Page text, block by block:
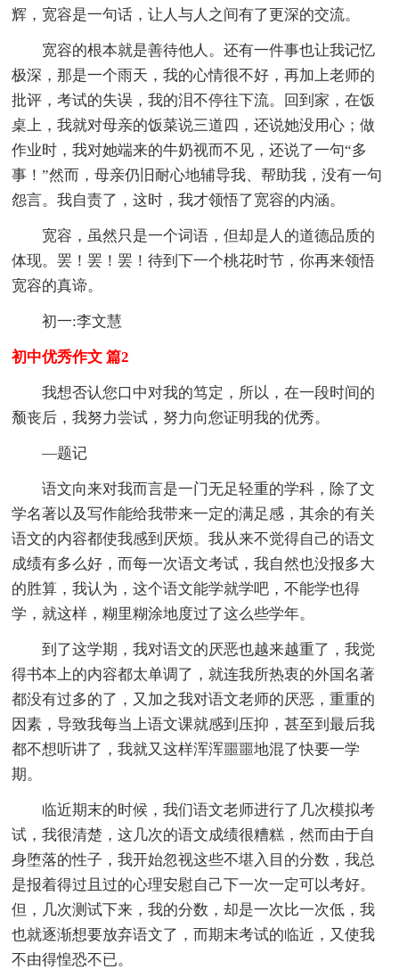
辉，宽容是一句话，让人与人之间有了更深的交流。
宽容的根本就是善待他人。还有一件事也让我记忆
极深，那是一个雨天，我的心情很不好，再加上老师的
批评，考试的失误，我的泪不停往下流。回到家，在饭
桌上，我就对母亲的饭菜说三道四，还说她没用心；做
作业时，我对她端来的牛奶视而不见，还说了一句“多
事！”然而，母亲仍旧耐心地辅导我、帮助我，没有一句
怨言。我自责了，这时，我才领悟了宽容的内涵。
宽容，虽然只是一个词语，但却是人的道德品质的
体现。罢！罢！罢！待到下一个桃花时节，你再来领悟
宽容的真谛。
初一:李文慧
初中优秀作文 篇2
我想否认您口中对我的笃定，所以，在一段时间的
颓丧后，我努力尝试，努力向您证明我的优秀。
—题记
语文向来对我而言是一门无足轻重的学科，除了文
学名著以及写作能给我带来一定的满足感，其余的有关
语文的内容都使我感到厌烦。我从来不觉得自己的语文
成绩有多么好，而每一次语文考试，我自然也没报多大
的胜算，我认为，这个语文能学就学吧，不能学也得
学，就这样，糊里糊涂地度过了这么些学年。
到了这学期，我对语文的厌恶也越来越重了，我觉
得书本上的内容都太单调了，就连我所热衷的外国名著
都没有过多的了，又加之我对语文老师的厌恶，重重的
因素，导致我每当上语文课就感到压抑，甚至到最后我
都不想听讲了，我就又这样浑浑噩噩地混了快要一学
期。
临近期末的时候，我们语文老师进行了几次模拟考
试，我很清楚，这几次的语文成绩很糟糕，然而由于自
身堕落的性子，我开始忽视这些不堪入目的分数，我总
是报着得过且过的心理安慰自己下一次一定可以考好。
但，几次测试下来，我的分数，却是一次比一次低，我
也就逐渐想要放弃语文了，而期末考试的临近，又使我
不由得惶恐不已。